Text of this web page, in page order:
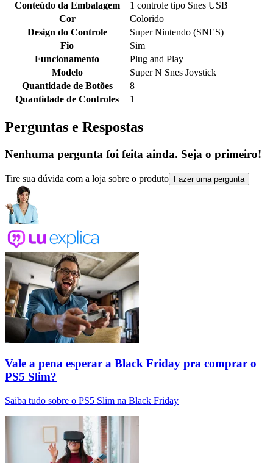
Conteúdo da Embalagem
1 controle tipo Snes USB
Cor
Colorido
Design do Controle
Super Nintendo (SNES)
Fio
Sim
Funcionamento
Plug and Play
Modelo
Super N Snes Joystick
Quantidade de Botões
8
Quantidade de Controles
1
Perguntas e Respostas
Nenhuma pergunta foi feita ainda. Seja o primeiro!
Tire sua dúvida com a loja sobre o produto Fazer uma pergunta
Vale a pena esperar a Black Friday pra comprar o
PS5 Slim?
Saiba tudo sobre o PS5 Slim na Black Friday